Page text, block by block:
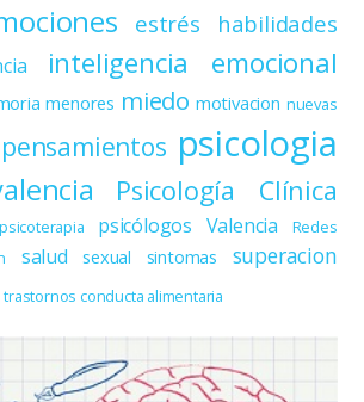
estrés
habilidades
inteligencia emocional
menores miedo motivacion nuevas
pensamientos psicologia
Psicología Clínica
psicoterapia psicólogos Valencia
Redes
salud sexual sintomas superacion
trastornos conducta alimentaria